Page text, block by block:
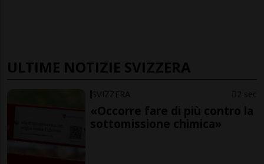
ULTIME NOTIZIE SVIZZERA
SVIZZERA 2 sec
«Occorre fare di più contro la
sottomissione chimica»